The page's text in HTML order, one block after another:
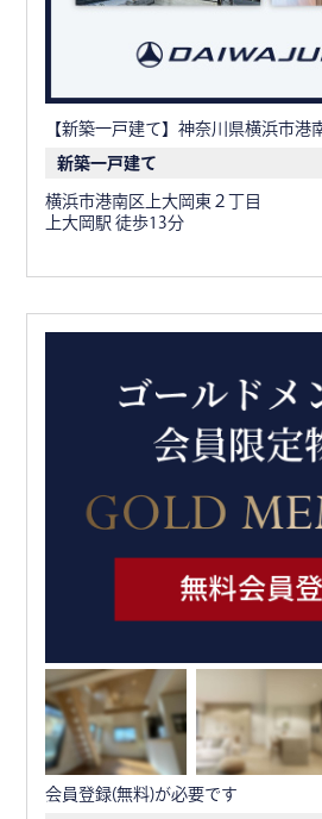
【新築一戸建て】神奈川県横浜市港
新築一戸建て
横浜市港南区上大岡東２丁目
上大岡駅 徒歩13分
会員登録(無料)が必要です